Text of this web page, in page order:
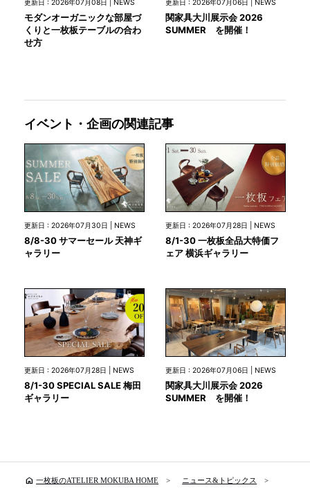
更新日 : 2026年07月08日 | NEWS
モダンオーガニックな部屋づ
くりと一枚板テーブルの合わ
せ方
更新日 : 2026年07月06日 | NEWS
関家具大川展示会 2026
SUMMER を開催！
イベント・企画の関連記事
更新日 : 2026年07月30日 | NEWS
8/8-30 サマーセール 天神ギ
ャラリー
更新日 : 2026年07月28日 | NEWS
8/1-30 一枚板全品大特価フ
ェア 横浜ギャラリー
更新日 : 2026年07月28日 | NEWS
8/1-30 SPECIAL SALE 梅田
ギャラリー
更新日 : 2026年07月06日 | NEWS
関家具大川展示会 2026
SUMMER を開催！
home 一枚板のATELIER MOKUBA HOME ニュース&トピックス